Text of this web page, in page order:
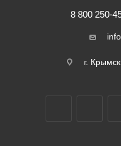
8 800 250-
г.